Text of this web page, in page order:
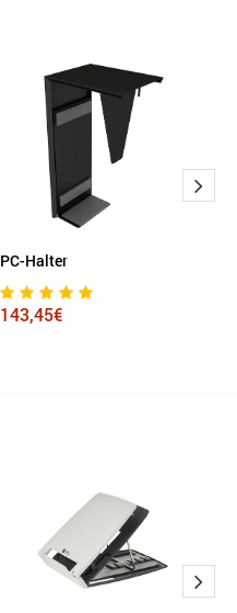
PC-Halter
143,45€